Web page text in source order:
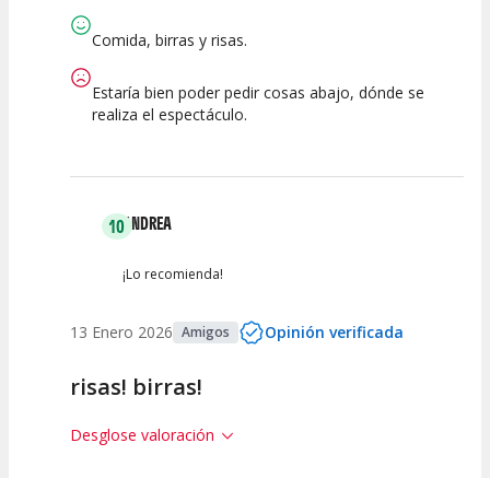
Comida, birras y risas.
Estaría bien poder pedir cosas abajo, dónde se
realiza el espectáculo.
10ANDREA
¡Lo recomienda!
13 Enero 2026 Amigos Opinión verificada
risas! birras!
Desglose valoración